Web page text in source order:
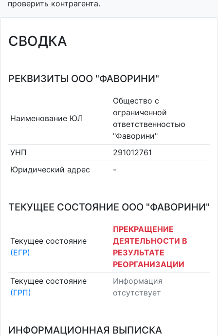
проверить контрагента.
СВОДКА
РЕКВИЗИТЫ ООО "ФАВОРИНИ"
Наименование ЮЛ
Общество с
ограниченной
ответственностью
"Фаворини"
УНП
291012761
Юридический адрес
-
ТЕКУЩЕЕ СОСТОЯНИЕ ООО "ФАВОРИНИ"
Текущее состояние
(ЕГР)
ПРЕКРАЩЕНИЕ
ДЕЯТЕЛЬНОСТИ В
РЕЗУЛЬТАТЕ
РЕОРГАНИЗАЦИИ
Текущее состояние
(ГРП)
Информация
отсутствует
ИНФОРМАЦИОННАЯ ВЫПИСКА